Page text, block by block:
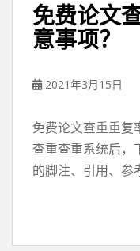
免费论文
意事项？
2021年3月15日
免费论文查重重复
查重查重系统后，
的脚注、引用、参